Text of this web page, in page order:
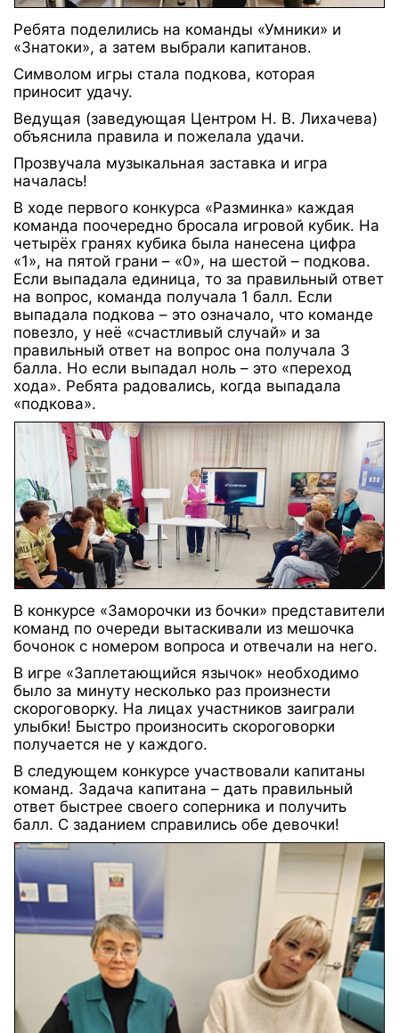
Ребята поделились на команды «Умники» и
«Знатоки», а затем выбрали капитанов.
Символом игры стала подкова, которая
приносит удачу.
Ведущая (заведующая Центром Н. В. Лихачева)
объяснила правила и пожелала удачи.
Прозвучала музыкальная заставка и игра
началась!
В ходе первого конкурса «Разминка» каждая
команда поочередно бросала игровой кубик. На
четырёх гранях кубика была нанесена цифра
«1», на пятой грани – «0», на шестой – подкова.
Если выпадала единица, то за правильный ответ
на вопрос, команда получала 1 балл. Если
выпадала подкова – это означало, что команде
повезло, у неё «счастливый случай» и за
правильный ответ на вопрос она получала 3
балла. Но если выпадал ноль – это «переход
хода». Ребята радовались, когда выпадала
«подкова».
В конкурсе «Заморочки из бочки» представители
команд по очереди вытаскивали из мешочка
бочонок с номером вопроса и отвечали на него.
В игре «Заплетающийся язычок» необходимо
было за минуту несколько раз произнести
скороговорку. На лицах участников заиграли
улыбки! Быстро произносить скороговорки
получается не у каждого.
В следующем конкурсе участвовали капитаны
команд. Задача капитана – дать правильный
ответ быстрее своего соперника и получить
балл. С заданием справились обе девочки!